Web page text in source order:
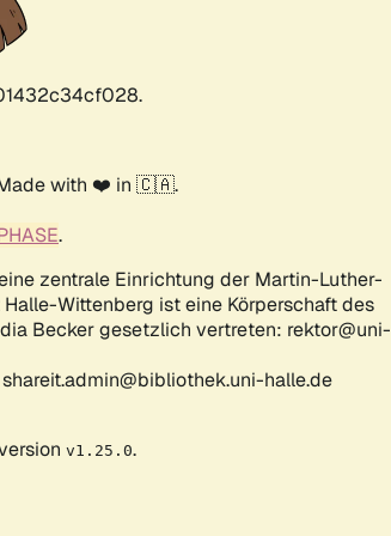
with ❤️ in 🇨🇦.
.
zentrale Einrichtung der Martin-Luther-
Wittenberg ist eine Körperschaft des
Becker gesetzlich vertreten: rektor@uni-
halle.de
v1.25.0.